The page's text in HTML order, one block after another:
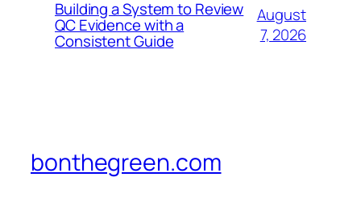
Building a System to Review
QC Evidence with a
Consistent Guide
August
7, 2026
bonthegreen.com